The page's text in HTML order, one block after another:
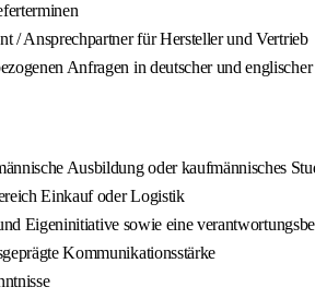
/ Ansprechpartner für Hersteller und Vertrieb
Anfragen in deutscher und englischer
Ausbildung oder kaufmännisches
Einkauf oder Logistik
Eigeninitiative sowie eine
Kommunikationsstärke